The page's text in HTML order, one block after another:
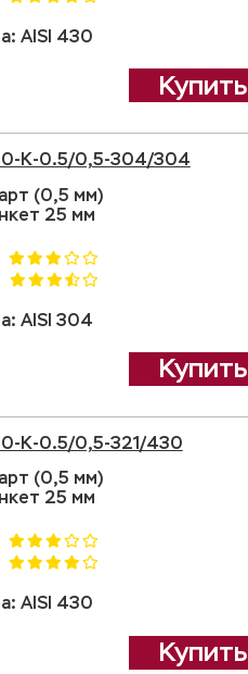
AISI 430
Купить
K-0.5/0,5-304/304
(0,5 мм)
25 мм
AISI 304
Купить
K-0.5/0,5-321/430
(0,5 мм)
25 мм
AISI 430
Купить